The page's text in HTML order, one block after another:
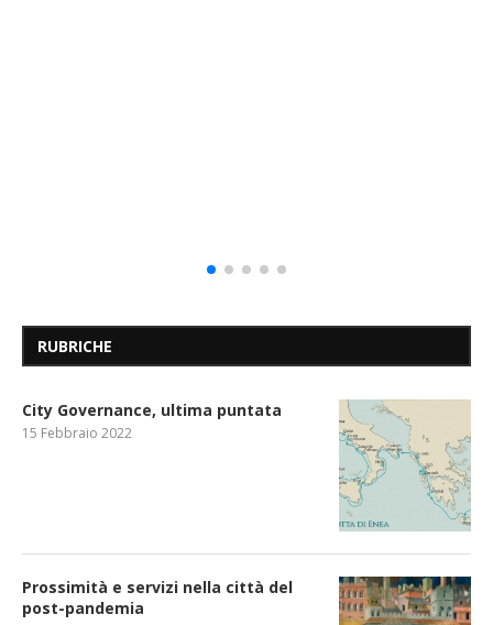
RUBRICHE
City Governance, ultima puntata
15 Febbraio 2022
Prossimità e servizi nella città del
post-pandemia